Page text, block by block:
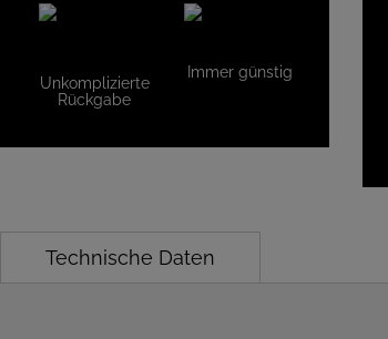
Unkomplizierte
Rückgabe
Immer günstig
Technische Daten